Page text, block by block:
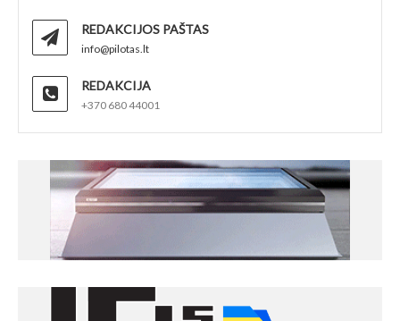
REDAKCIJOS PAŠTAS
info@pilotas.lt
REDAKCIJA
+370 680 44001